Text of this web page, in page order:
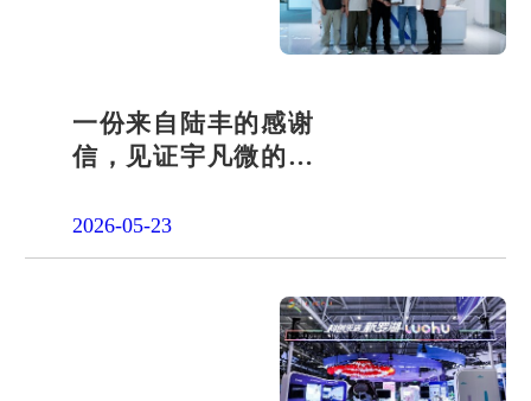
一份来自陆丰的感谢
信，见证宇凡微的社
2026-05-23